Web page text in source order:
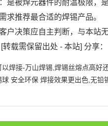
是被焊元器件的耐温极限，
求推荐最合适的焊锡产品。
户决策应自主判断，与本站
载需保留出处 - 本站] 分享
焊接-万山焊锡,焊锡丝熔点高好
安全环保 焊接效果更出色,无铅